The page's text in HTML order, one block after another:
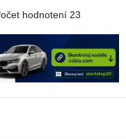
hodnotení 23